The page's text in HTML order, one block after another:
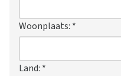
Woonplaats: *
Land: *